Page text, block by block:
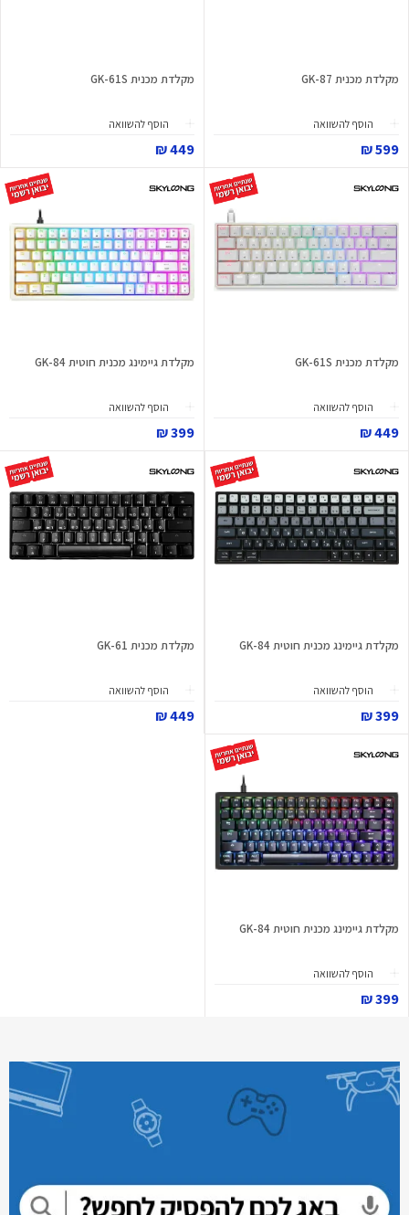
מקלדת מכנית GK-87
הוסף להשוואה
599 ₪
מקלדת מכנית GK-61S
הוסף להשוואה
449 ₪
מקלדת מכנית GK-61S
הוסף להשוואה
449 ₪
מקלדת גיימינג מכנית חוטית GK-84
הוסף להשוואה
399 ₪
מקלדת גיימינג מכנית חוטית GK-84
הוסף להשוואה
399 ₪
מקלדת מכנית GK-61
הוסף להשוואה
449 ₪
מקלדת גיימינג מכנית חוטית GK-84
הוסף להשוואה
399 ₪